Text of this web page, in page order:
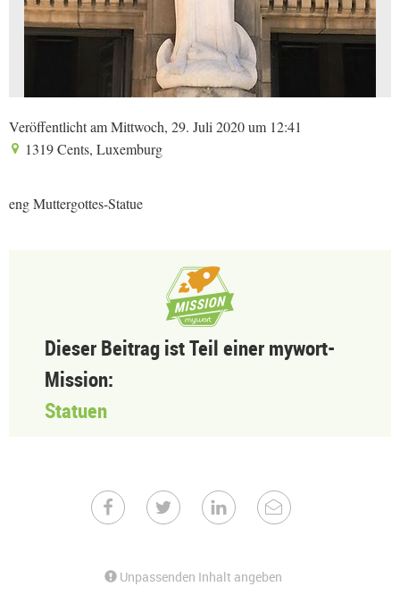
Veröffentlicht am Mittwoch, 29. Juli 2020 um 12:41
1319 Cents, Luxemburg
eng Muttergottes-Statue
Dieser Beitrag ist Teil einer mywort-
Mission:
Statuen
Unpassenden Inhalt angeben